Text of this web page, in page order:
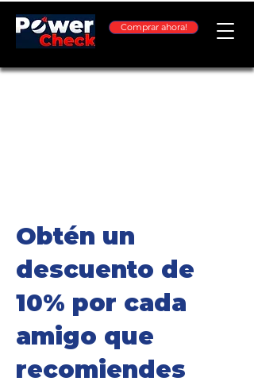
Comprar ahora!
Obtén un
descuento de
10% por cada
amigo que
recomiendes